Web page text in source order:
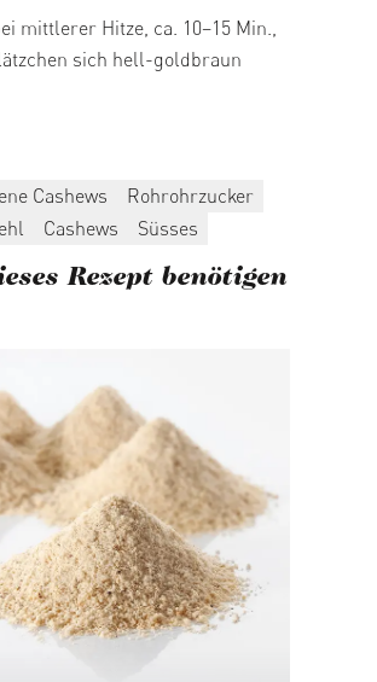
mittlerer Hitze, ca. 10–15 Min.,
sich hell-goldbraun
Cashews
Rohrohrzucker
Cashews Süsses
Rezept benötigen